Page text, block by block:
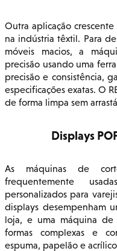
Outra aplicação
na indústria têxtil. Para
móveis macios, a
precisão usando uma
precisão e consistência,
especificações exatas. O
de forma limpa sem
Displays
As máquinas de
frequentemente
personalizados para
displays desempenham
loja, e uma máquina
formas complexas e
espuma, papelão e